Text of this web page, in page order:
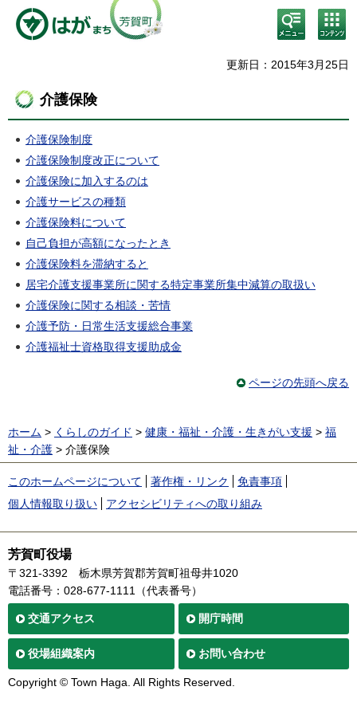
検
索・
メニ
コン
テン
ニュ
更新日：2015年3月25日
介護保険
介護保険制度
介護保険制度改正について
介護保険に加入するのは
介護サービスの種類
介護保険料について
自己負担が高額になったとき
介護保険料を滞納すると
居宅介護支援事業所に関する特定事業所集中減算の取扱い
介護保険に関する相談・苦情
介護予防・日常生活支援総合事業
介護福祉士資格取得支援助成金
ページの先頭へ戻る
ホーム > くらしのガイド > 健康・福祉・介護・生きがい支援 > 福
祉・介護 > 介護保険
このホームページについて 著作権・リンク
免責事項
個人情報取り扱い
アクセシビリティへの取り組み
芳賀町役場
〒321-3392
栃木県芳賀郡芳賀町祖母井1020
電話番号：028-677-1111（代表番号）
交通アクセス 開庁時間
役場組織案内 お問い合わせ
Copyright © Town Haga. All Rights Reserved.